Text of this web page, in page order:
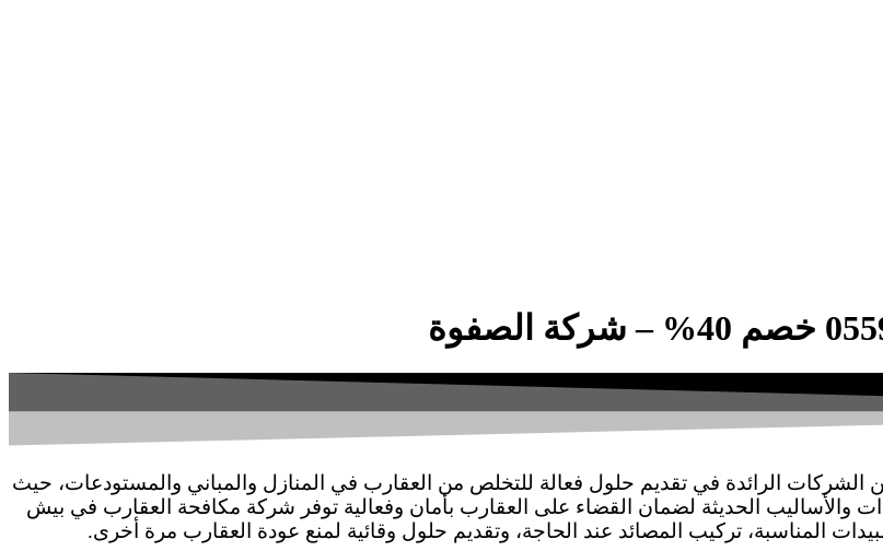
الرائدة في تقديم حلول فعالة للتخلص من العقارب في المنازل والمباني والمستودعات، حيث
والأساليب الحديثة لضمان القضاء على العقارب بأمان وفعالية توفر شركة مكافحة العقارب في بيش
المناسبة، تركيب المصائد عند الحاجة، وتقديم حلول وقائية لمنع عودة العقارب مرة أخرى.